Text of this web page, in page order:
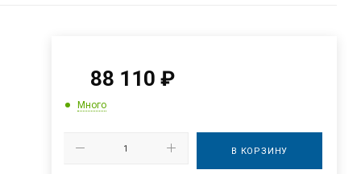
88 110 ₽
Много
В КОРЗИНУ